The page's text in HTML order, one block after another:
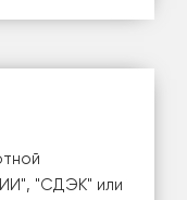
, "СДЭК" или